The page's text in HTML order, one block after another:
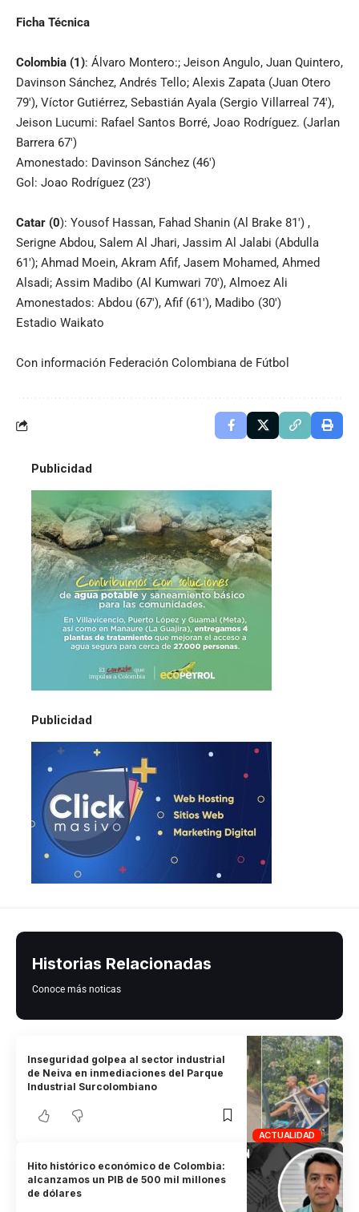
Ficha Técnica
Colombia (1): Álvaro Montero:; Jeison Angulo, Juan Quintero,
Davinson Sánchez, Andrés Tello; Alexis Zapata (Juan Otero
79′), Víctor Gutiérrez, Sebastián Ayala (Sergio Villarreal 74′),
Jeison Lucumi: Rafael Santos Borré, Joao Rodríguez. (Jarlan
Barrera 67′)
Amonestado: Davinson Sánchez (46′)
Gol: Joao Rodríguez (23′)
Catar (0): Yousof Hassan, Fahad Shanin (Al Brake 81′) ,
Serigne Abdou, Salem Al Jhari, Jassim Al Jalabi (Abdulla
61′); Ahmad Moein, Akram Afif, Jasem Mohamed, Ahmed
Alsadi; Assim Madibo (Al Kumwari 70′), Almoez Ali
Amonestados: Abdou (67′), Afif (61′), Madibo (30′)
Estadio Waikato
Con información Federación Colombiana de Fútbol
Publicidad
Publicidad
Historias Relacionadas
Conoce más noticas
ACTUALIDAD
Inseguridad golpea al sector industrial
de Neiva en inmediaciones del Parque
Industrial Surcolombiano
Hito histórico económico de Colombia:
alcanzamos un PIB de 500 mil millones
de dólares